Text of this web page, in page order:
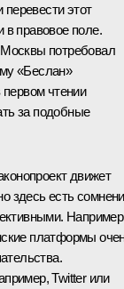
этот
в правовое поле.
потребовал
«Беслан»
первом чтении
за подобные
движет
здесь есть
платформы
Twitter или